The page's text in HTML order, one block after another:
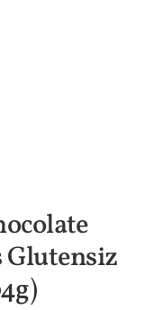
Glutensiz